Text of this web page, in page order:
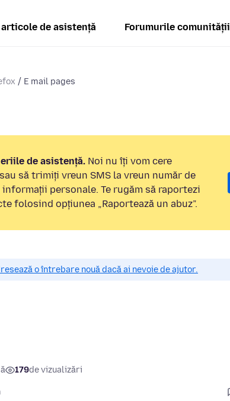
articole de asistență Forumurile comunității
E mail pages
de asistență. Noi nu îți vom cere
să trimiți vreun SMS la vreun număr de
personale. Te rugăm să raportezi
folosind opțiunea „Raportează un abuz”.
o întrebare nouă dacă ai nevoie de ajutor.
179de vizualizări